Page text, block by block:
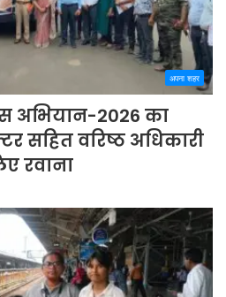
अपना शहर
अभियान-2026 का
वरिष्ठ अधिकारी
रवाना